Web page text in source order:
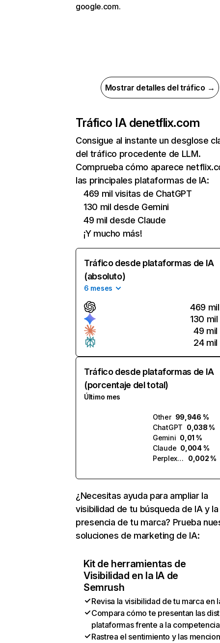
google.com.
Mostrar detalles del tráfico →
Tráfico IA denetflix.com
Consigue al instante un desglose
del tráfico procedente de LLM.
Comprueba cómo aparece
las principales plataformas de IA:
469 mil visitas de ChatGPT
130 mil desde Gemini
49 mil desde Claude
¡Y mucho más!
Tráfico desde plataformas de IA
(absoluto)
6 meses
469 mil
130 mil
49 mil
24 mil
Tráfico desde plataformas de IA
(porcentaje del total)
Último mes
Other 99,946 %
ChatGPT 0,038 %
Gemini 0,01 %
Claude 0,004 %
Perplexity
0,002 %
¿Necesitas ayuda para ampliar la
visibilidad de tu búsqueda de IA y la
presencia de tu marca? Prueba
soluciones de marketing de IA:
Kit de herramientas de
Visibilidad en la IA de
Semrush
Revisa la visibilidad de tu marca en
Compara cómo te presentan las
plataformas frente a la competencia
Rastrea el sentimiento y las